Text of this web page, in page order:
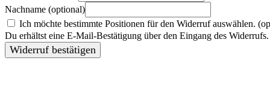
Nachname (optional)
Ich möchte bestimmte Positionen für den Widerruf auswählen.
Du erhältst eine E-Mail-Bestätigung über den Eingang des
Widerruf bestätigen